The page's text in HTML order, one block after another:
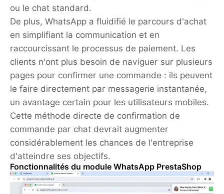
ou le chat standard.
De plus, WhatsApp a fluidifié le parcours d'achat
en simplifiant la communication et en
raccourcissant le processus de paiement. Les
clients n'ont plus besoin de naviguer sur plusieurs
pages pour confirmer une commande : ils peuvent
le faire directement par messagerie instantanée,
un avantage certain pour les utilisateurs mobiles.
Cette méthode directe de confirmation de
commande par chat devrait augmenter
considérablement les chances de l'entreprise
d'atteindre ses objectifs.
Fonctionnalités du module WhatsApp PrestaShop